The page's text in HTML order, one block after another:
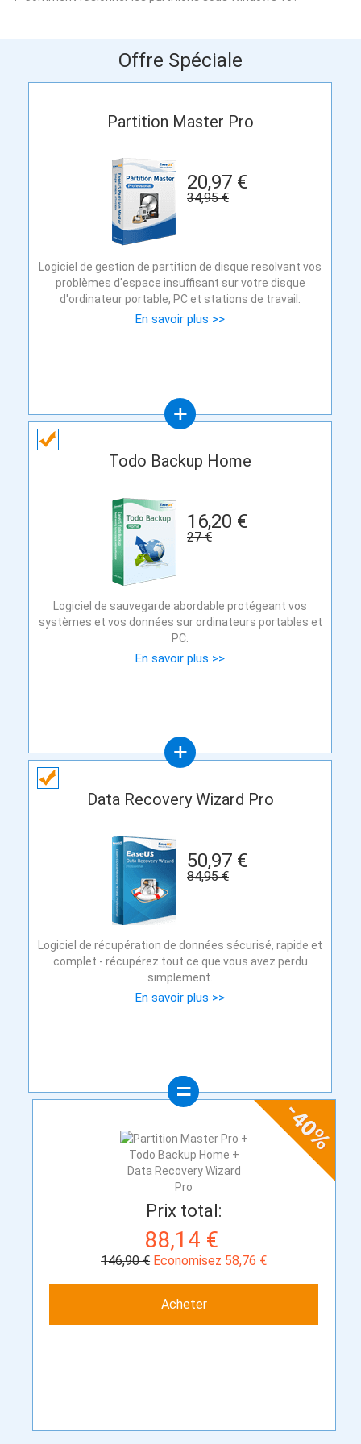
Offre Spéciale
Partition Master Pro
20,97 €
34,95 €
Logiciel de gestion de partition de disque resolvant vos
problèmes d'espace insuffisant sur votre disque
d'ordinateur portable, PC et stations de travail.
En savoir plus >>
Todo Backup Home
16,20 €
27 €
Logiciel de sauvegarde abordable protégeant vos
systèmes et vos données sur ordinateurs portables et
PC.
En savoir plus >>
Data Recovery Wizard Pro
50,97 €
84,95 €
Logiciel de récupération de données sécurisé, rapide et
complet - récupérez tout ce que vous avez perdu
simplement.
En savoir plus >>
Prix total:
88,14 €
146,90 € Economisez 58,76 €
Acheter